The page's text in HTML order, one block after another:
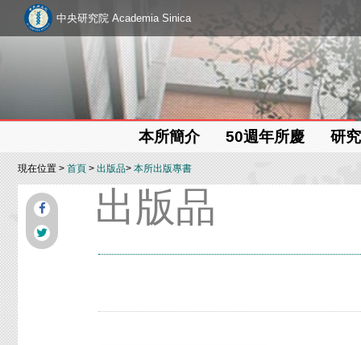
中央研究院 Academia Sinica
本所簡介 50週年所慶 研
現在位置 >首頁>出版品>本所出版專書
出版品